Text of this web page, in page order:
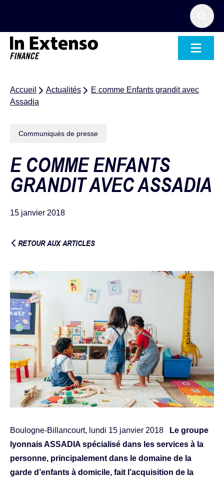
Accueil Actualités
E comme Enfants grandit avec
Assadia
Communiqués de presse
E COMME ENFANTS
GRANDIT AVEC ASSADIA
15 janvier 2018
RETOUR AUX ARTICLES
Boulogne-Billancourt, lundi 15 janvier 2018
Le groupe
lyonnais ASSADIA spécialisé dans les services à la
personne, principalement dans le domaine de la
garde d’enfants à domicile, fait l’acquisition de la